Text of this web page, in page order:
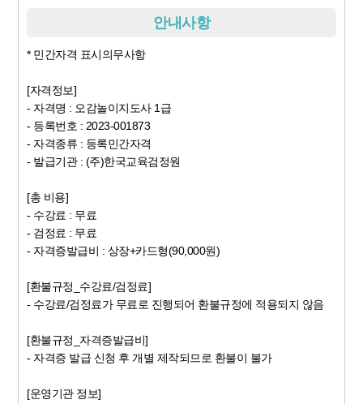
안내사항
* 민간자격 표시의무사항
[자격정보]
- 자격명 : 오감놀이지도사 1급
- 등록번호 : 2023-001873
- 자격종류 : 등록민간자격
- 발급기관 : (주)한국교육검정원
[총 비용]
- 수강료 : 무료
- 검정료 : 무료
- 자격증발급비 : 상장+카드형(90,000원)
[환불규정_수강료/검정료]
- 수강료/검정료가 무료로 진행되어 환불규정에 적용되지 않음
[환불규정_자격증발급비]
- 자격증 발급 신청 후 개별 제작되므로 환불이 불가
[운영기관 정보]